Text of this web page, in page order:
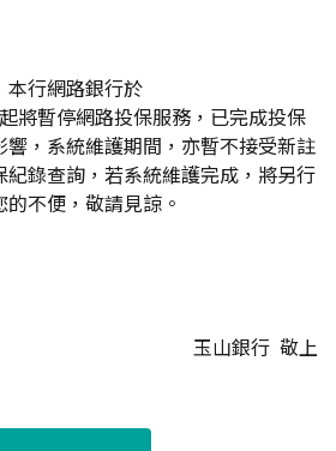
本行網路銀行於
將暫停網路投保服務，已完成投保
，系統維護期間，亦暫不接受新註
錄查詢，若系統維護完成，將另行
不便，敬請見諒。
玉山銀行 敬上